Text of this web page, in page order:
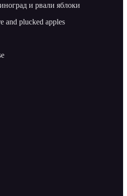
и рвали яблоки
and plucked apples